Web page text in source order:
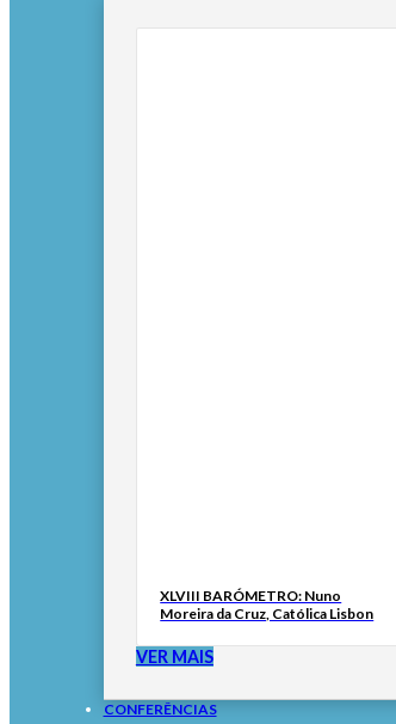
XLVIII BARÓMETRO: Nuno
Moreira da Cruz, Católica Lisbon
VER MAIS
CONFERÊNCIAS